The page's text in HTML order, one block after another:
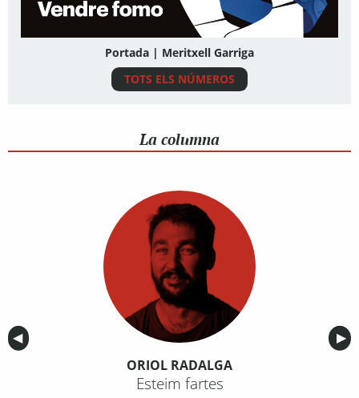
Portada | Meritxell Garriga
TOTS ELS NÚMEROS
La columna
Anterior
◀︎ ▶︎
ORIOL RADALGA
Esteim fartes